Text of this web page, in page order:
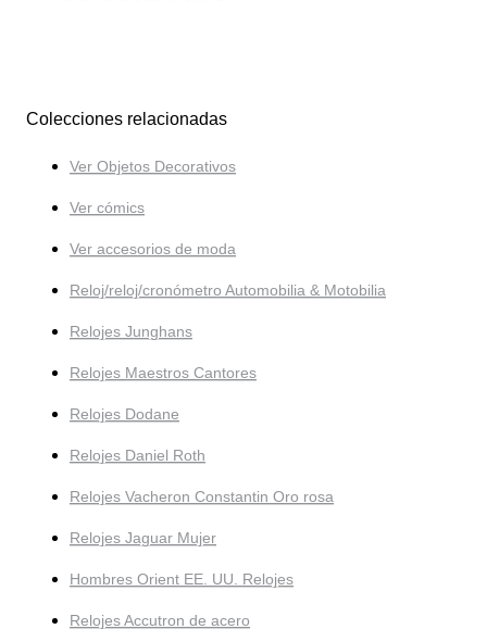
Colecciones relacionadas
Ver Objetos Decorativos
Ver cómics
Ver accesorios de moda
Reloj/reloj/cronómetro Automobilia & Motobilia
Relojes Junghans
Relojes Maestros Cantores
Relojes Dodane
Relojes Daniel Roth
Relojes Vacheron Constantin Oro rosa
Relojes Jaguar Mujer
Hombres Orient EE. UU. Relojes
Relojes Accutron de acero